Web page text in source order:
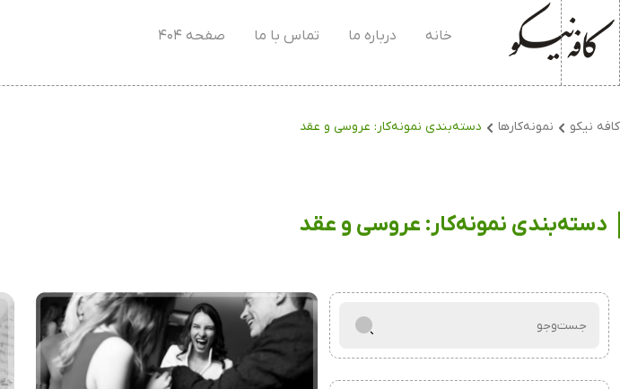
خانه درباره ما تماس با ما
صفحه ۴۰۴
کافه نیکو نمونه‌کارها دسته‌بندی نمونه‌کار: عروسی و عقد
دسته‌بندی نمونه‌کار: عروسی و عقد
جست‌و‌جو